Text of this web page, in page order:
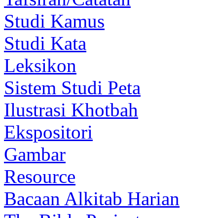
Studi Kamus
Studi Kata
Leksikon
Sistem Studi Peta
Ilustrasi Khotbah
Ekspositori
Gambar
Resource
Bacaan Alkitab Harian